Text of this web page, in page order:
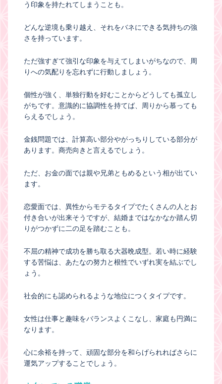
う印象を持たれてしまうことも。
どんな逆境も乗り越え、それをバネにできる気持ちの強
さを持っています。
ただ強すぎて強引な印象を与えてしまいがちなので、周
りへの気配りを忘れずに行動しましょう。
個性が強く、単独行動を好むことからどうしても孤立し
がちです。意識的に協調性を持てば、周りから慕っても
らえるでしょう。
金銭問題では、計算高い部分やがっちりしている部分が
あります。商売向きと言えるでしょう。
ただ、お金の面では親や兄弟ともめるという相が出てい
ます。
恋愛面では、異性からモテるタイプでたくさんの人とお
付き合いが出来そうですが、結婚まではなかなか踏ん切
りがつかずに二の足を踏むことも。
不屈の精神で成功を勝ち取る大器晩成型。若い時に経験
する苦悩は、あたなの努力と根性でいずれ実を結ぶでし
ょう。
社会的にも認められるような地位につくタイプです。
女性は仕事と趣味をバランスよくこなし、家庭も円満に
なります。
心に余裕を持って、頑固な部分を和らげられればさらに
運気アップすることでしょう。